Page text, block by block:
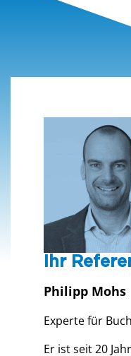
Ihr
Philipp Mohs
Experte für
Er ist seit 20